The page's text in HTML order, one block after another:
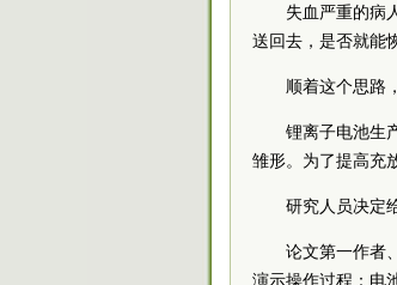
失血严重的病
送回去，是否就能
顺着这个思路
锂离子电池生
雏形。为了提高充
研究人员决定
论文第一作者
演示操作过程：电